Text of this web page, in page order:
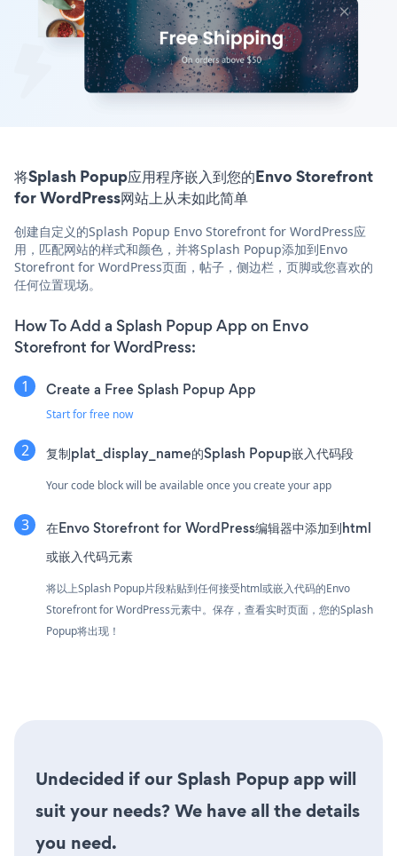
将Splash Popup应用程序嵌入到您的Envo Storefront
for WordPress网站上从未如此简单
创建自定义的Splash Popup Envo Storefront for WordPress应
用，匹配网站的样式和颜色，并将Splash Popup添加到Envo
Storefront for WordPress页面，帖子，侧边栏，页脚或您喜欢的
任何位置现场。
How To Add a Splash Popup App on Envo
Storefront for WordPress:
Create a Free Splash Popup App
Start for free now
复制plat_display_name的Splash Popup嵌入代码段
Your code block will be available once you create your app
在Envo Storefront for WordPress编辑器中添加到html
或嵌入代码元素
将以上Splash Popup片段粘贴到任何接受html或嵌入代码的Envo
Storefront for WordPress元素中。保存，查看实时页面，您的Splash
Popup将出现！
Undecided if our Splash Popup app will
suit your needs? We have all the details
you need.